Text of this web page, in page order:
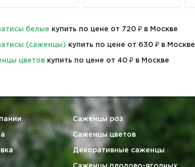
белые купить по цене от 720 ₽ в Москве
(саженцы) купить по цене от 630 ₽ в Москве
цветов купить по цене от 40 ₽ в Москве
Саженцы роз
Саженцы цветов
Декоративные саженцы